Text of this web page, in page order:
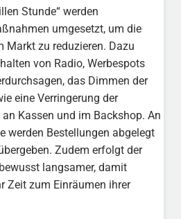
Stunde“ werden
umgesetzt, um die
Markt zu reduzieren. Dazu
von Radio, Werbespots
das Dimmen der
eine Verringerung der
Kassen und im Backshop. An
werden Bestellungen abgelegt
Zudem erfolgt der
langsamer, damit
Zeit zum Einräumen ihrer